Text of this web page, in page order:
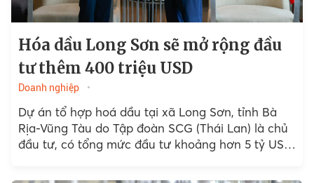
Hóa dầu Long Sơn sẽ mở rộng đầu
tư thêm 400 triệu USD
Doanh nghiệp
Dự án tổ hợp hoá dầu tại xã Long Sơn, tỉnh Bà
Rịa-Vũng Tàu do Tập đoàn SCG (Thái Lan) là chủ
đầu tư, có tổng mức đầu tư khoảng hơn 5 tỷ USD;